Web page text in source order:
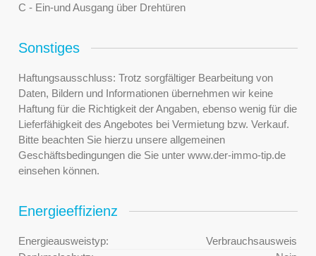
C - Ein-und Ausgang über Drehtüren
Sonstiges
Haftungsausschluss: Trotz sorgfältiger Bearbeitung von
Daten, Bildern und Informationen übernehmen wir keine
Haftung für die Richtigkeit der Angaben, ebenso wenig für die
Lieferfähigkeit des Angebotes bei Vermietung bzw. Verkauf.
Bitte beachten Sie hierzu unsere allgemeinen
Geschäftsbedingungen die Sie unter www.der-immo-tip.de
einsehen können.
Energieeffizienz
Energieausweistyp:
Verbrauchsausweis